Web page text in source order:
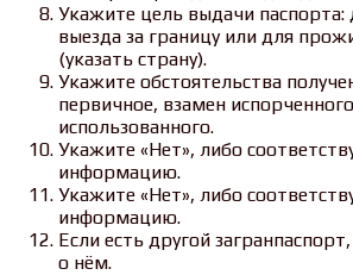
Укажите цель выдачи паспорта:
выезда за границу или для
(указать страну).
Укажите обстоятельства
первичное, взамен
использованного.
Укажите «Нет», либо
информацию.
Укажите «Нет», либо
информацию.
Если есть другой
о нём.